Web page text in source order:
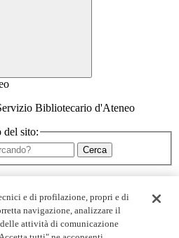
Bibliotecario d'Ateneo
del sito:
Cerca
e di profilazione, propri e di
navigazione, analizzare il
attività di comunicazione